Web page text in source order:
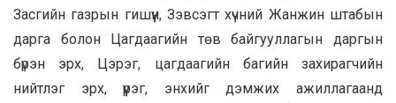
Засгийн газрын гишүүн, Зэвсэгт хүчний Жанжин штабын
дарга болон Цагдаагийн төв байгууллагын даргын
бүрэн эрх, Цэрэг, цагдаагийн багийн захирагчийн
нийтлэг эрх, үүрэг, энхийг дэмжих ажиллагаанд